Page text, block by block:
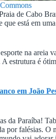
de Cabo
está em
na areia
estrutura é
em João
da Paraíba!
por falésias. O